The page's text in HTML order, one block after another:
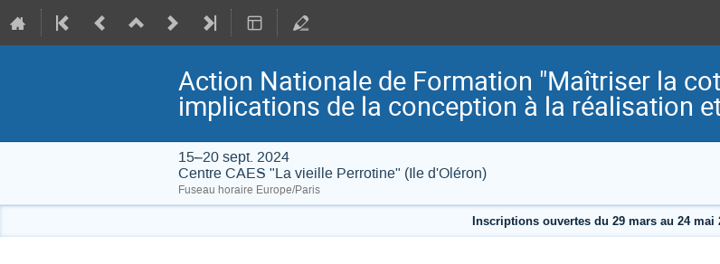
Action Nationale de Formation "Maîtriser la
implications de la conception à la réalisation
15–20 sept. 2024
Centre CAES "La vieille Perrotine" (Ile d'Oléron)
Fuseau horaire Europe/Paris
Inscriptions ouvertes du 29 mars au 24 mai